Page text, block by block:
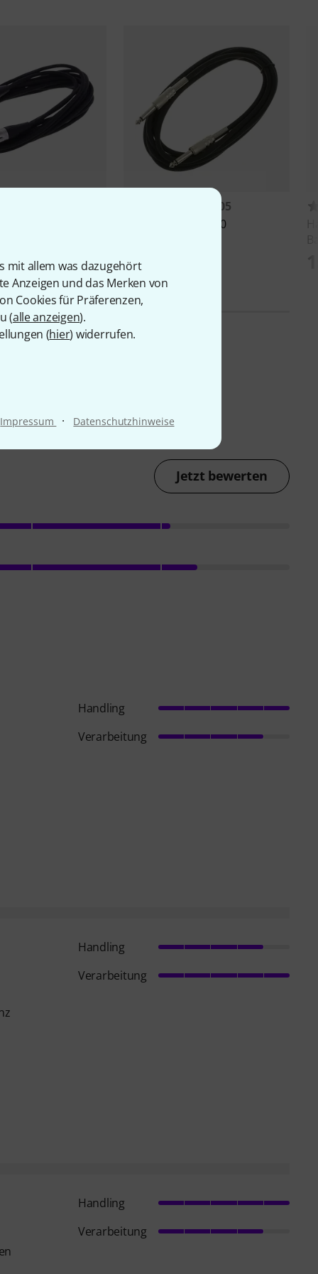
mit allem was dazugehört
Anzeigen und das Merken von
Cookies für Präferenzen,
(alle anzeigen).
(hier) widerrufen.
Impressum · Datenschutzhinweise
18005
IPP1030
Jetzt bewerten
Handling
Verarbeitung
Handling
Verarbeitung
Handling
Verarbeitung